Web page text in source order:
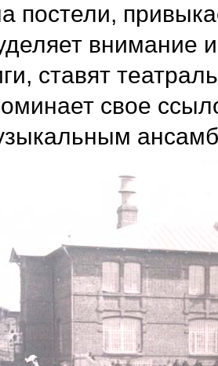
постели,
внимание
ставят
свое